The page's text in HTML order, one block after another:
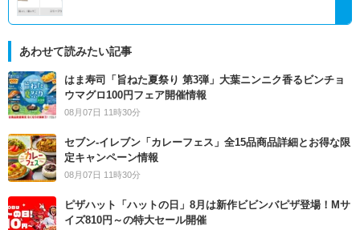
あわせて読みたい記事
はま寿司「旨ねた夏祭り 第3弾」大葉ニンニク香るビンチョ
ウマグロ100円フェア開催情報
08月07日 11時30分
セブン‐イレブン「カレーフェス」全15品商品詳細とお得な限
定キャンペーン情報
08月07日 11時30分
ピザハット「ハットの日」8月は新作ビビンバピザ登場！Mサ
イズ810円～の特大セール開催